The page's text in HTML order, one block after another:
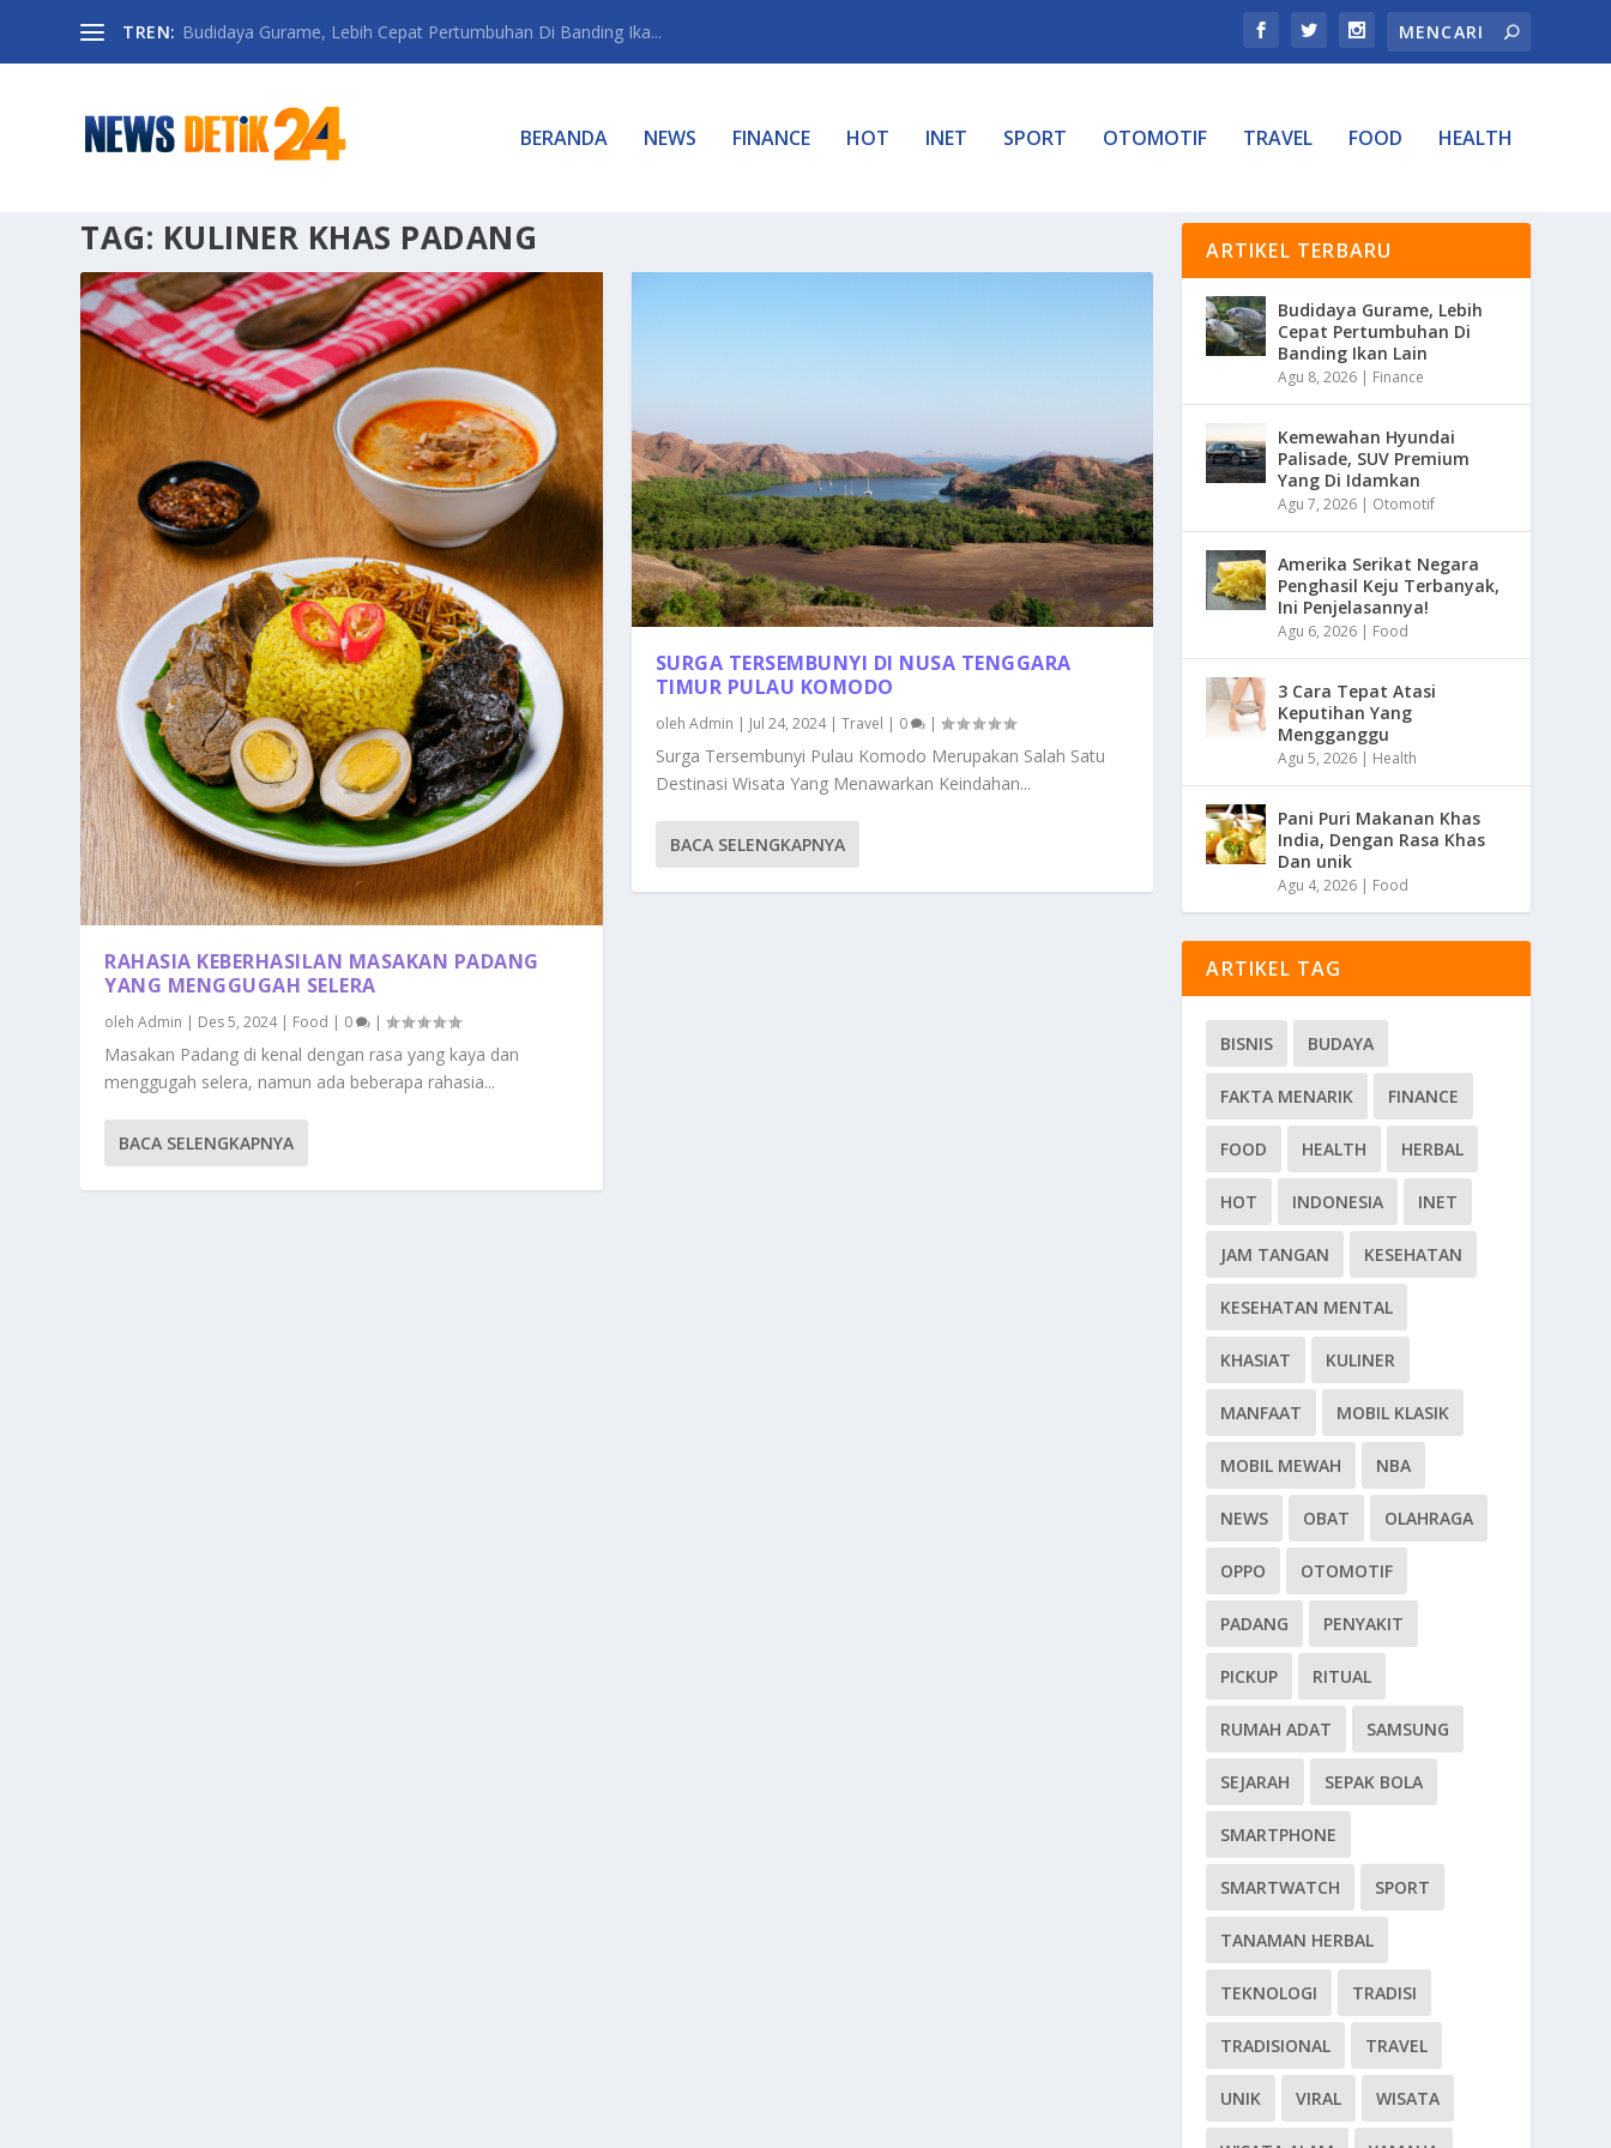
TREN: Budidaya Gurame, Lebih Cepat Pertumbuhan Di Banding Ika...
BERANDA NEWS FINANCE HOT INET SPORT OTOMOTIF TRAVEL FOOD HEALTH
TAG: KULINER KHAS PADANG
RAHASIA KEBERHASILAN MASAKAN PADANG
YANG MENGGUGAH SELERA
olehAdmin | Des 5, 2024| Food | 0 |
Masakan Padang di kenal dengan rasa yang kaya dan
menggugah selera, namun ada beberapa rahasia...
BACA SELENGKAPNYA
SURGA TERSEMBUNYI DI NUSA TENGGARA
TIMUR PULAU KOMODO
oleh Admin | Jul 24, 2024| Travel | 0 |
Surga Tersembunyi Pulau Komodo Merupakan Salah Satu
Destinasi Wisata Yang Menawarkan Keindahan...
BACA SELENGKAPNYA
ARTIKEL TERBARU
Budidaya Gurame, Lebih
Cepat Pertumbuhan Di
Banding Ikan Lain
Agu 8, 2026 | Finance
Kemewahan Hyundai
Palisade, SUV Premium
Yang Di Idamkan
Agu 7, 2026 | Otomotif
Amerika Serikat Negara
Penghasil Keju Terbanyak,
Ini Penjelasannya!
Agu 6, 2026 | Food
3 Cara Tepat Atasi
Keputihan Yang
Mengganggu
Agu 5, 2026 | Health
Pani Puri Makanan Khas
India, Dengan Rasa Khas
Dan unik
Agu 4, 2026 | Food
ARTIKEL TAG
BISNIS BUDAYA
FAKTA MENARIK FINANCE
FOOD HEALTH HERBAL
HOT INDONESIA INET
JAM TANGAN KESEHATAN
KESEHATAN MENTAL
KHASIAT KULINER
MANFAAT MOBIL KLASIK
MOBIL MEWAH NBA
NEWS OBAT OLAHRAGA
OPPO OTOMOTIF
PADANG PENYAKIT
PICKUP RITUAL
RUMAH ADAT SAMSUNG
SEJARAH SEPAK BOLA
SMARTPHONE
SMARTWATCH SPORT
TANAMAN HERBAL
TEKNOLOGI TRADISI
TRADISIONAL TRAVEL
UNIK VIRAL WISATA